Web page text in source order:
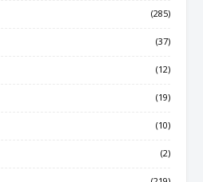
(285)
(37)
(12)
(19)
(10)
(2)